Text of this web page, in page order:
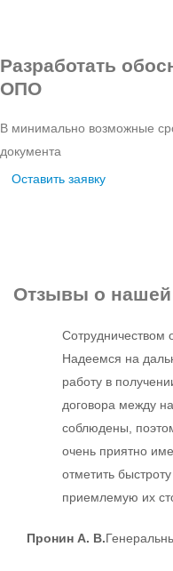
Разработать
ОПО
В минимально возможные
документа
Оставить заявку
Отзывы о нашей
Сотрудничеством
Надеемся на
работу в
договора между
соблюдены,
очень приятно
отметить
приемлемую их
Пронин А. В.